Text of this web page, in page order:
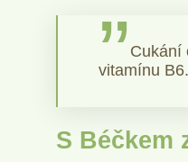
Cukání
vitamínu B6.
S Béčkem